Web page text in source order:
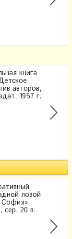
книга
авторов,
1957 г.
лозой
София»,
сер. 20 в.